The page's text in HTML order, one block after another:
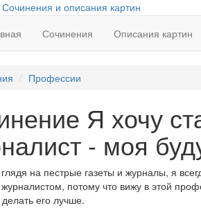
Сочинения и описания картин
Сочинения Описания картин
Профессии
Я хочу
- моя
глядя на пестрые газеты и журналы, я
журналистом, потому что вижу в этой
его лучше.